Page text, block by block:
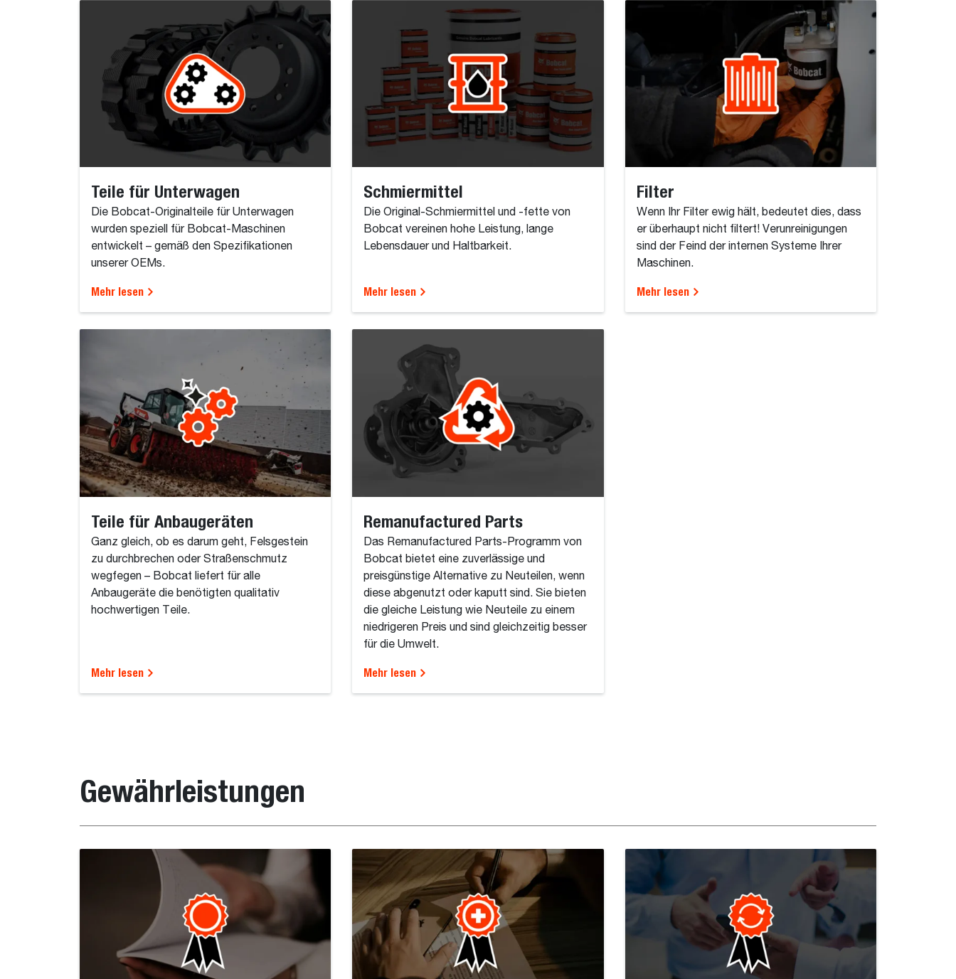
Teile für Unterwagen
Die Bobcat-Originalteile für Unterwagen
wurden speziell für Bobcat-Maschinen
entwickelt – gemäß den Spezifikationen
unserer OEMs.
Mehr lesen
Schmiermittel
Die Original-Schmiermittel und -fette von
Bobcat vereinen hohe Leistung, lange
Lebensdauer und Haltbarkeit.
Mehr lesen
Filter
Wenn Ihr Filter ewig hält, bedeutet dies, dass
er überhaupt nicht filtert! Verunreinigungen
sind der Feind der internen Systeme Ihrer
Maschinen.
Mehr lesen
Teile für Anbaugeräten
Ganz gleich, ob es darum geht, Felsgestein
zu durchbrechen oder Straßenschmutz
wegfegen – Bobcat liefert für alle
Anbaugeräte die benötigten qualitativ
hochwertigen Teile.
Mehr lesen
Remanufactured Parts
Das Remanufactured Parts-Programm von
Bobcat bietet eine zuverlässige und
preisgünstige Alternative zu Neuteilen, wenn
diese abgenutzt oder kaputt sind. Sie bieten
die gleiche Leistung wie Neuteile zu einem
niedrigeren Preis und sind gleichzeitig besser
für die Umwelt.
Mehr lesen
Gewährleistungen